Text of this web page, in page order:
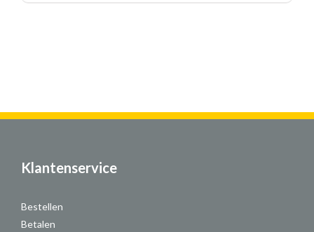
Klantenservice
Bestellen
Betalen